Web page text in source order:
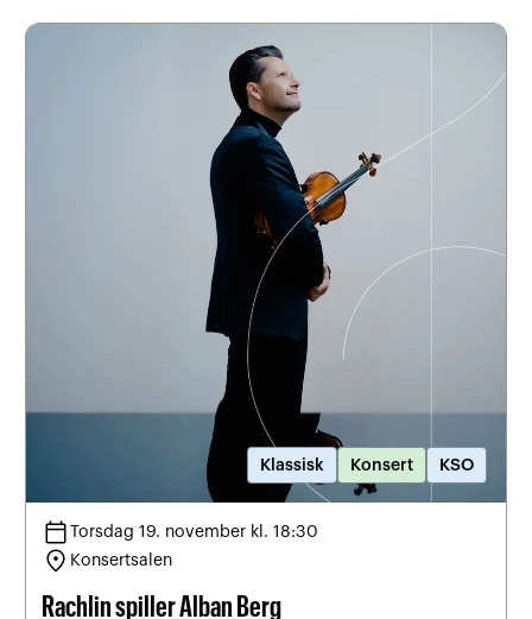
Klassisk Konsert KSO
calendar_today Torsdag 19. november kl. 18:30
location_on Konsertsalen
Rachlin spiller Alban Berg